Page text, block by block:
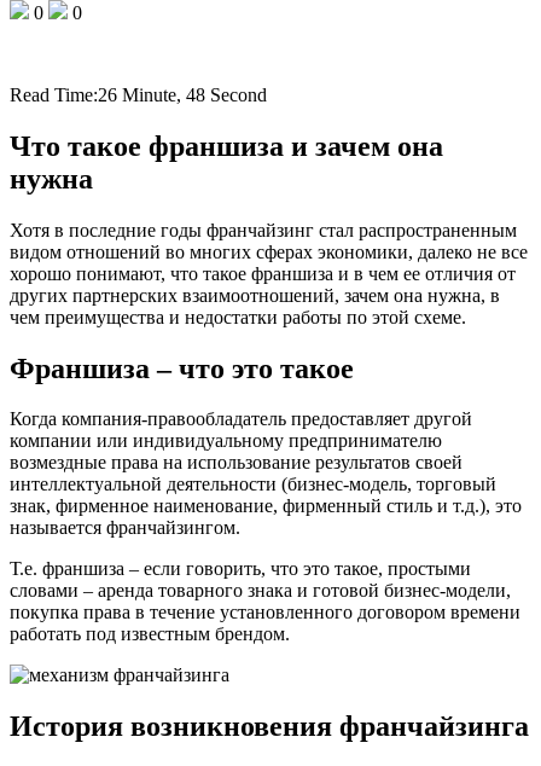
0
0
Read Time:26 Minute, 48 Second
Что такое франшиза и зачем она
нужна
Хотя в последние годы франчайзинг стал распространенным
видом отношений во многих сферах экономики, далеко не все
хорошо понимают, что такое франшиза и в чем ее отличия от
других партнерских взаимоотношений, зачем она нужна, в
чем преимущества и недостатки работы по этой схеме.
Франшиза – что это такое
Когда компания-правообладатель предоставляет другой
компании или индивидуальному предпринимателю
возмездные права на использование результатов своей
интеллектуальной деятельности (бизнес-модель, торговый
знак, фирменное наименование, фирменный стиль и т.д.), это
называется франчайзингом.
Т.е. франшиза – если говорить, что это такое, простыми
словами – аренда товарного знака и готовой бизнес-модели,
покупка права в течение установленного договором времени
работать под известным брендом.
История возникновения франчайзинга